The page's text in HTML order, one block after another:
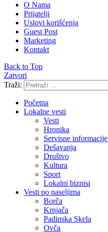
O Nama
Prijatelji
Uslovi korišćenja
Guest Post
Marketing
Kontakt
Back to Top
Zatvori
Traži:
Početna
Lokalne vesti
Vesti
Hronika
Servisne informacije
Dešavanja
Društvo
Kultura
Sport
Lokalni biznisi
Vesti po naseljima
Borča
Krnjača
Padinska Skela
Ovča